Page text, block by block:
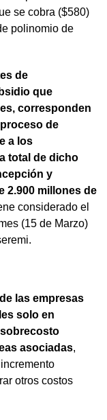
se cobra ($580)
polinomio de
de
que
corresponden
de
a los
total de dicho
y
2.900 millones de
considerado el
(15 de Marzo)
las empresas
solo en
asociadas,
otros costos